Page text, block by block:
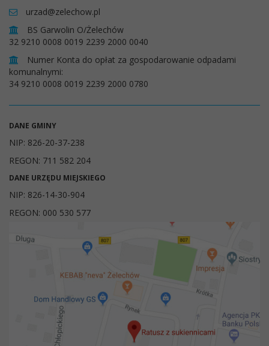
urzad@zelechow.pl
BS Garwolin O/Żelechów
32 9210 0008 0019 2239 2000 0040
Numer Konta do opłat za gospodarowanie odpadami
komunalnymi:
34 9210 0008 0019 2239 2000 0780
DANE GMINY
NIP: 826-20-37-238
REGON: 711 582 204
DANE URZĘDU MIEJSKIEGO
NIP: 826-14-30-904
REGON: 000 530 577